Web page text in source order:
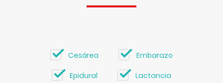
Cesárea Embarazo
Epidural Lactancia